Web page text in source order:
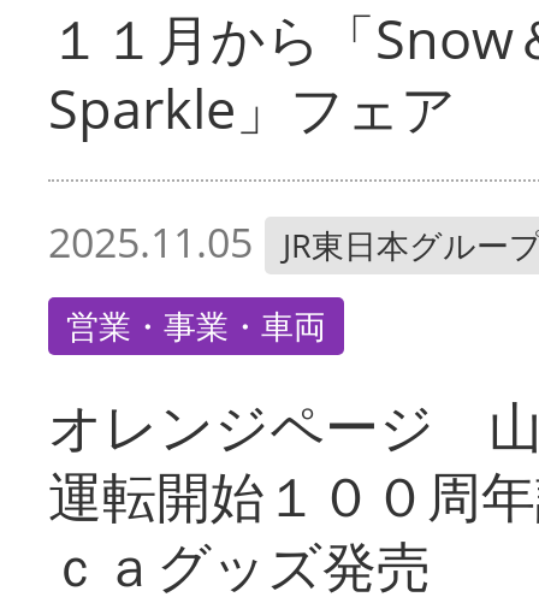
１１月から「Snow
Sparkle」フェア
2025.11.05
JR東日本グルー
営業・事業・車両
オレンジページ
運転開始１００周
ｃａグッズ発売